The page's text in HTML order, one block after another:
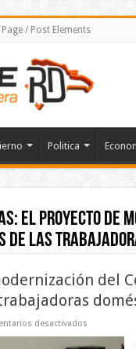
Page / Post Elements
Politica
El proyecto de
de las
del
desactivadosen
proyecto